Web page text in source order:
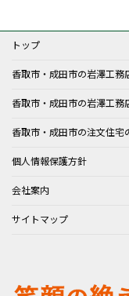
トップ
香取市・成田市の岩澤工務
香取市・成田市の岩澤工務
香取市・成田市の注文住宅
個人情報保護方針
会社案内
サイトマップ